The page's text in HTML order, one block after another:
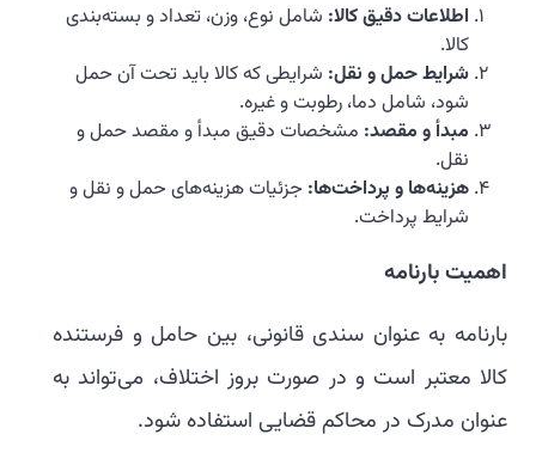
اطلاعات دقیق کالا: شامل نوع، وزن، تعداد و بسته‌بندی
کالا.
شرایط حمل و نقل: شرایطی که کالا باید تحت آن حمل
شود، شامل دما، رطوبت و غیره.
مبدأ و مقصد: مشخصات دقیق مبدأ و مقصد حمل و
نقل.
هزینه‌ها و پرداخت‌ها: جزئیات هزینه‌های حمل و نقل و
شرایط پرداخت.
اهمیت بارنامه
بارنامه به عنوان سندی قانونی، بین حامل و فرستنده
کالا معتبر است و در صورت بروز اختلاف، می‌تواند به
عنوان مدرک در محاکم قضایی استفاده شود.